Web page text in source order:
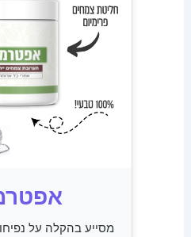
מסייע בהקלה על